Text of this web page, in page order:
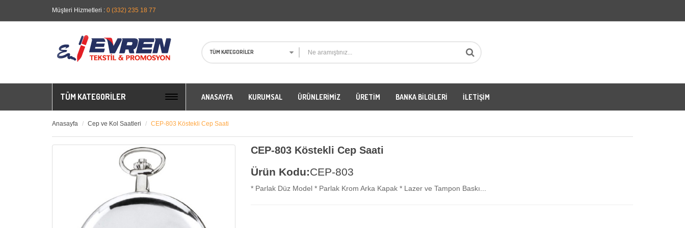
Müşteri Hizmetleri : 0 (332) 235 18 77
TÜM KATEGORILER
TÜM KATEGORILER ANASAYFA KURUMSAL ÜRÜNLERIMIZ ÜRETIM BANKA BILGILERI İLETIŞIM
Anasayfa Cep ve Kol Saatleri CEP-803 Köstekli Cep Saati
CEP-803 Köstekli Cep Saati
Ürün Kodu:CEP-803
* Parlak Düz Model * Parlak Krom Arka Kapak * Lazer ve Tampon Baskı...